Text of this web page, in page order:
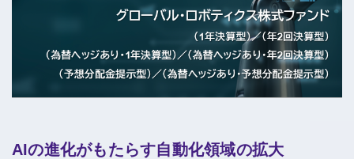
AIの進化がもたらす自動化領域の拡大